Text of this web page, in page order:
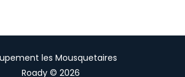
les Mousquetaires
Roady © 2026